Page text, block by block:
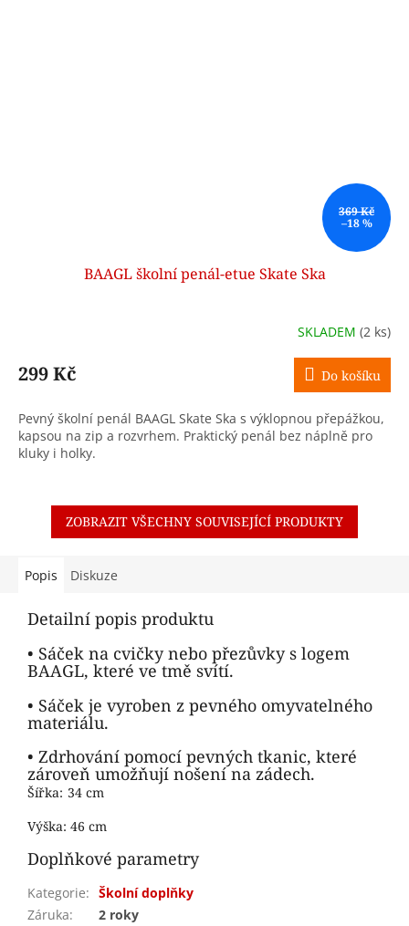
369 Kč
–18 %
BAAGL školní penál-etue Skate Ska
SKLADEM (2 ks)
299 Kč Do košíku
Pevný školní penál BAAGL Skate Ska s výklopnou přepážkou,
kapsou na zip a rozvrhem. Praktický penál bez náplně pro
kluky i holky.
ZOBRAZIT VŠECHNY SOUVISEJÍCÍ PRODUKTY
Popis Diskuze
Detailní popis produktu
• Sáček na cvičky nebo přezůvky s logem
BAAGL, které ve tmě svítí.
• Sáček je vyroben z pevného omyvatelného
materiálu.
• Zdrhování pomocí pevných tkanic, které
zároveň umožňují nošení na zádech.
Šířka: 34 cm
Výška: 46 cm
Doplňkové parametry
Kategorie: Školní doplňky
Záruka:
2 roky